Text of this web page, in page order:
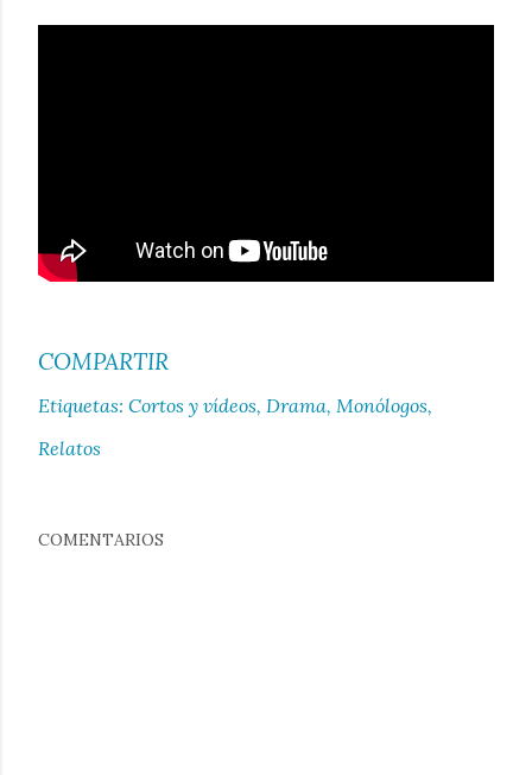
COMPARTIR
Etiquetas: Cortos y vídeos Drama Monólogos
Relatos
COMENTARIOS